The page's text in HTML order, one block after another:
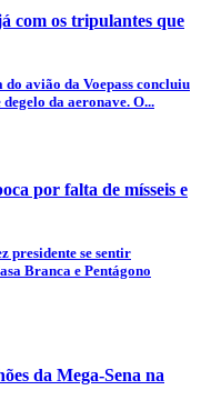
com os tripulantes que
avião da Voepass concluiu
da aeronave. O...
por falta de mísseis e
presidente se sentir
Branca e Pentágono
da Mega-Sena na